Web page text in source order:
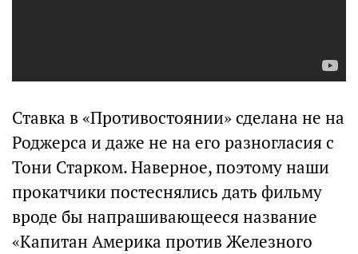
Ставка в «Противостоянии» сделана не на
Роджерса и даже не на его разногласия с
Тони Старком. Наверное, поэтому наши
прокатчики постеснялись дать фильму
вроде бы напрашивающееся название
«Капитан Америка против Железного